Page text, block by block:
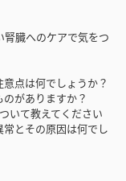
臓へのケアで気をつ
は何でしょうか？
がありますか？
て教えてください
とその原因は何でし